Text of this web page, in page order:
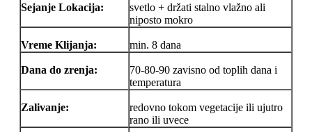
Sejanje Lokacija:
svetlo + držati stalno vlažno ali
niposto mokro
Vreme Klijanja: min. 8 dana
Dana do zrenja:
70-80-90 zavisno od toplih dana i
temperatura
Zalivanje:
redovno tokom vegetacije ili ujutro
rano ili uvece